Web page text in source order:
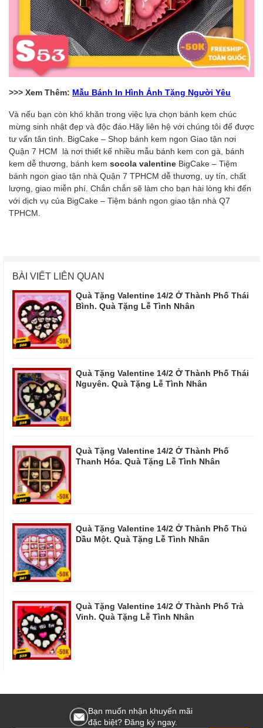
>>> Xem Thêm: Mẫu Bánh In Hình Ảnh Tặng Người Yêu
Và nếu bạn còn khó khăn trong việc lựa chọn bánh kem chúc
mừng sinh nhật đẹp và độc đáo.Hãy liên hệ với chúng tôi để được
tư vấn tân tình. BigCake – Shop bánh kem ngon Giao tận nơi
Quận 7 HCM là nơi thiết kế nhiều mẫu bánh kem con gà, bánh
kem dễ thương, bánh kem socola valentine BigCake – Tiệm
bánh ngon giao tận nhà Quận 7 TPHCM dễ thương, uy tín, chất
lượng, giao miễn phí. Chắn chắn sẽ làm cho bạn hài lòng khi đến
với dịch vụ của BigCake – Tiệm bánh ngon giao tận nhà Q7
TPHCM.
BÀI VIẾT LIÊN QUAN
Quà Tặng Valentine 14/2 Ở Thành Phố Thái
Bình. Quà Tặng Lễ Tình Nhân
Quà Tặng Valentine 14/2 Ở Thành Phố Thái
Nguyên. Quà Tặng Lễ Tình Nhân
Quà Tặng Valentine 14/2 Ở Thành Phố
Thanh Hóa. Quà Tặng Lễ Tình Nhân
Quà Tặng Valentine 14/2 Ở Thành Phố Thủ
Dầu Một. Quà Tặng Lễ Tình Nhân
Quà Tặng Valentine 14/2 Ở Thành Phố Trà
Vinh. Quà Tặng Lễ Tình Nhân
Bạn muốn nhận khuyến mãi
đặc biệt? Đăng ký ngay.